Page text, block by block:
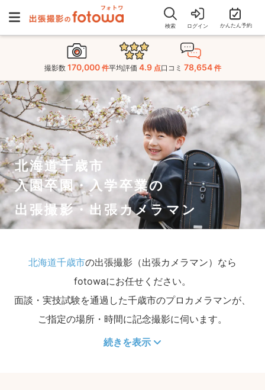
検索 ログイン かんたん予約
撮影数 170,000 件平均評価 4.9 点口コミ 78,654 件
北海道千歳市
入園卒園・入学卒業の
出張撮影・出張カメラマン
北海道千歳市の出張撮影（出張カメラマン）なら
fotowaにお任せください。
面談・実技試験を通過した千歳市のプロカメラマンが、
ご指定の場所・時間に記念撮影に伺います。
続きを表示